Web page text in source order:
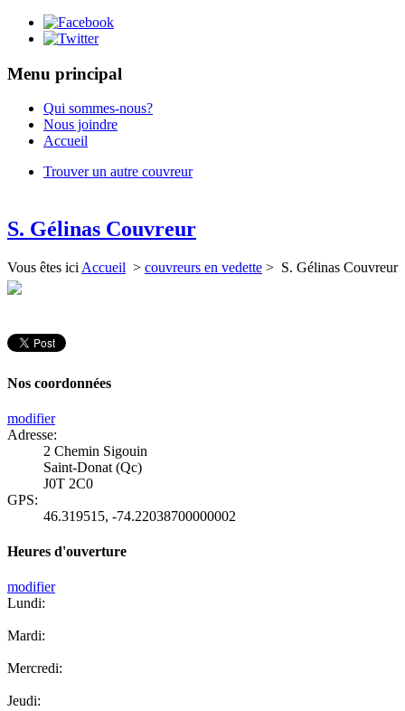
Menu principal
Qui sommes-nous?
Nous joindre
Accueil
Trouver un autre couvreur
S. Gélinas Couvreur
Vous êtes ici Accueil > couvreurs en vedette > S. Gélinas Couvreur
Nos coordonnées
modifier
Adresse:
2 Chemin Sigouin
Saint-Donat (Qc)
J0T 2C0
GPS:
46.319515, -74.22038700000002
Heures d'ouverture
modifier
Lundi:
Mardi:
Mercredi:
Jeudi: